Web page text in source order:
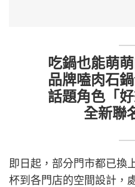
吃鍋也能萌
品牌嗑肉石
話題角色「
全新聯
即日起，部分門市都已換
杯到各門店的空間設計，